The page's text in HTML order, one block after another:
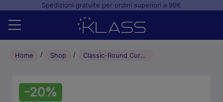
Spedizioni gratuite per ordini superiori a 99€
Home
Studio odontoiatrico
Home Shop Classic-Round Curette Columbia fig. 4R/4L
-20%